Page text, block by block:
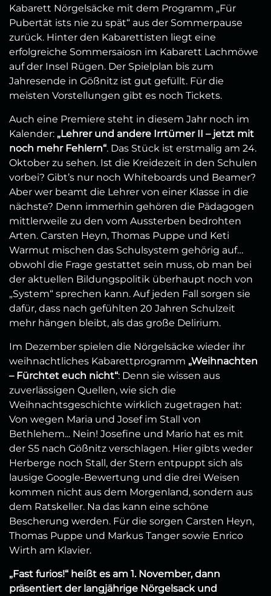
Kabarett Nörgelsäcke mit dem Programm „Für
Pubertät ists nie zu spät“ aus der Sommerpause
zurück. Hinter den Kabarettisten liegt eine
erfolgreiche Sommersaiosn im Kabarett Lachmöwe
auf der Insel Rügen. Der Spielplan bis zum
Jahresende in Gößnitz ist gut gefüllt. Für die
meisten Vorstellungen gibt es noch Tickets.
Auch eine Premiere steht in diesem Jahr noch im
Kalender: „Lehrer und andere Irrtümer II – jetzt mit
noch mehr Fehlern“. Das Stück ist erstmalig am 24.
Oktober zu sehen. Ist die Kreidezeit in den Schulen
vorbei? Gibt’s nur noch Whiteboards und Beamer?
Aber wer beamt die Lehrer von einer Klasse in die
nächste? Denn immerhin gehören die Pädagogen
mittlerweile zu den vom Aussterben bedrohten
Arten. Carsten Heyn, Thomas Puppe und Keti
Warmut mischen das Schulsystem gehörig auf…
obwohl die Frage gestattet sein muss, ob man bei
der aktuellen Bildungspolitik überhaupt noch von
„System“ sprechen kann. Auf jeden Fall sorgen sie
dafür, dass nach gefühlten 20 Jahren Schulzeit
mehr hängen bleibt, als das große Delirium.
Im Dezember spielen die Nörgelsäcke wieder ihr
weihnachtliches Kabarettprogramm „Weihnachten
– Fürchtet euch nicht“: Denn sie wissen aus
zuverlässigen Quellen, wie sich die
Weihnachtsgeschichte wirklich zugetragen hat:
Von wegen Maria und Josef im Stall von
Bethlehem... Nein! Josefine und Mario hat es mit
der S5 nach Gößnitz verschlagen. Hier gibts weder
Herberge noch Stall, der Stern entpuppt sich als
lausige Google-Bewertung und die drei Weisen
kommen nicht aus dem Morgenland, sondern aus
dem Ratskeller. Na das kann eine schöne
Bescherung werden. Für die sorgen Carsten Heyn,
Thomas Puppe und Markus Tanger sowie Enrico
Wirth am Klavier.
„Fast furios!“ heißt es am 1. November, dann
präsentiert der langjährige Nörgelsack und